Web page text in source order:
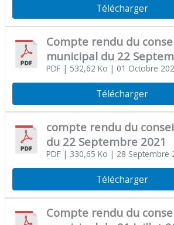
Télécharger
Compte rendu du
municipal du 22
PDF| 532,62 Ko | 01 Octobre
Télécharger
compte rendu du
du 22 Septembre 2021
PDF| 330,65 Ko | 28 Septembre
Télécharger
Compte rendu du